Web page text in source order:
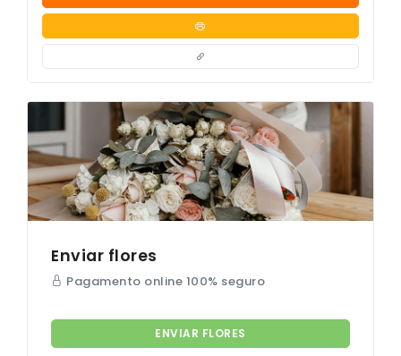
Enviar flores
Pagamento online 100% seguro
ENVIAR FLORES